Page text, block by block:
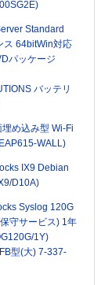
Standard
ス 64bitWin対応
パッケージ
バッテリ
め込み型 Wi-Fi
WALL)
IX9 Debian
D10A)
Syslog 120G
守サービス) 1年
1Y)
型(大) 7-337-